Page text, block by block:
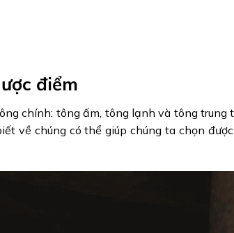
điểm
chính: tông ấm, tông lạnh và tông trung
về chúng có thể giúp chúng ta chọn